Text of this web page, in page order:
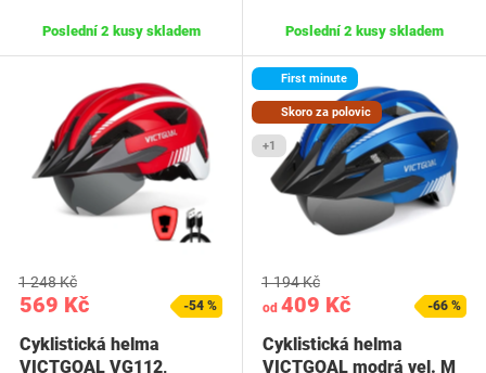
Poslední 2 kusy skladem Poslední 2 kusy skladem
569 Kč
1 248 Kč
-54 %
Cyklistická helma
VICTGOAL VG112,
First minute
Skoro za polovic
+1
od 409 Kč
1 194 Kč
-66 %
Cyklistická helma
VICTGOAL modrá vel. M